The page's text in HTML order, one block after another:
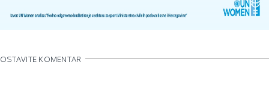
OSTAVITE KOMENTAR